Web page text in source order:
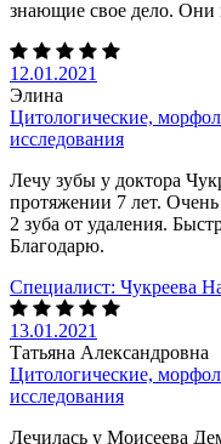
знающие свое дело.
12.01.2021
Элина
Цитологические,
исследования
Лечу зубы у доктора
протяжении 7 лет.
2 зуба от удаления.
Благодарю.
Специалист: Чукреева
13.01.2021
Татьяна Александровна
Цитологические,
исследования
Лечилась у Моисеева